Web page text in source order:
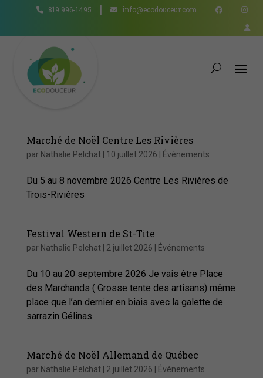
819 996-1495 info@ecodouceur.com
Marché de Noël Centre Les Rivières
par Nathalie Pelchat| 10 juillet 2026 Événements
Du 5 au 8 novembre 2026 Centre Les Rivières de
Trois-Rivières
Festival Western de St-Tite
par Nathalie Pelchat| 2 juillet 2026 Événements
Du 10 au 20 septembre 2026 Je vais être Place
des Marchands ( Grosse tente des artisans) même
place que l’an dernier en biais avec la galette de
sarrazin Gélinas.
Marché de Noël Allemand de Québec
par Nathalie Pelchat| 2 juillet 2026 Événements